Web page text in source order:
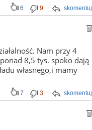
skomentuj
6 9
Nam przy 4
8,5 tys. spoko dają
własnego,i mamy
skomentuj
7 3